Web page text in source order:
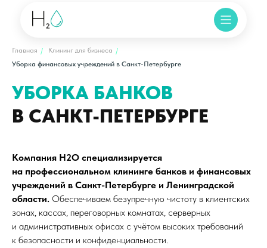
Главная / Клининг для бизнеса /
Уборка финансовых учреждений в Санкт-Петербурге
УБОРКА БАНКОВ
В САНКТ-ПЕТЕРБУРГЕ
Компания H2O специализируется
на профессиональном клининге банков и финансовых
учреждений в Санкт-Петербурге и Ленинградской
области. Обеспечиваем безупречную чистоту в клиентских
зонах, кассах, переговорных комнатах, серверных
и административных офисах с учётом высоких требований
к безопасности и конфиденциальности.